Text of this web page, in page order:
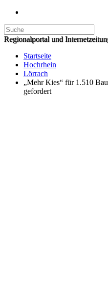
Regionalportal und
Startseite
Hochrhein
Lörrach
„Mehr Kies“ für 1.510
gefordert